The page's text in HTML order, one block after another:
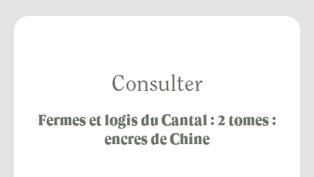
Consulter
Fermes et logis du Cantal : 2 tomes :
encres de Chine